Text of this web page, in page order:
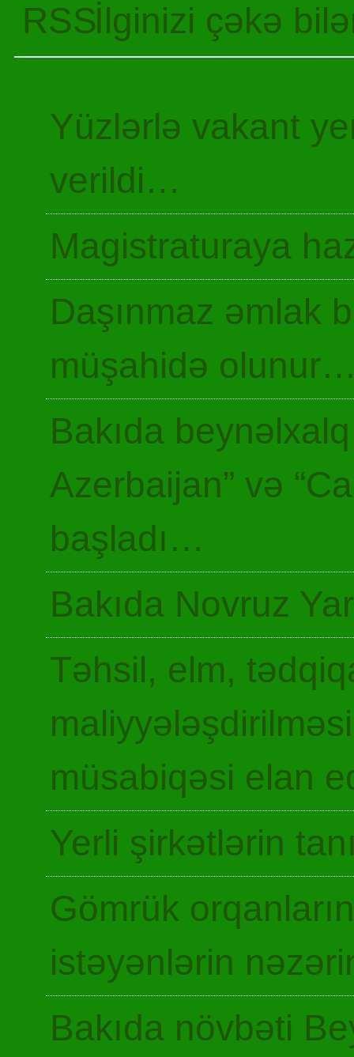
İlginizi çəkə
Yüzlərlə vakant
verildi…
Magistraturaya
Daşınmaz əmlak
müşahidə
Bakıda
Azerbaijan” və
başladı…
Bakıda Novruz
Təhsil, elm,
müsabiqəsi elan
Yerli şirkətlərin
Gömrük
istəyənlərin
Bakıda növbəti